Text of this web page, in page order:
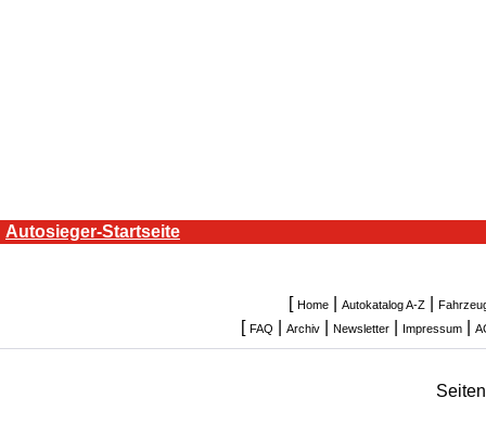
Autosieger-Startseite
[ Home| Autokatalog A-Z|
[ FAQ Archiv Newsletter Impressum